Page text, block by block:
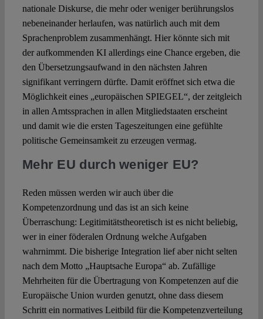
nationale Diskurse, die mehr oder weniger berührungslos
nebeneinander herlaufen, was natürlich auch mit dem
Sprachenproblem zusammenhängt. Hier könnte sich mit
der aufkommenden KI allerdings eine Chance ergeben, die
den Übersetzungsaufwand in den nächsten Jahren
signifikant verringern dürfte. Damit eröffnet sich etwa die
Möglichkeit eines „europäischen SPIEGEL“, der zeitgleich
in allen Amtssprachen in allen Mitgliedstaaten erscheint
und damit wie die ersten Tageszeitungen eine gefühlte
politische Gemeinsamkeit zu erzeugen vermag.
Mehr EU durch weniger EU?
Reden müssen werden wir auch über die
Kompetenzordnung und das ist an sich keine
Überraschung: Legitimitätstheoretisch ist es nicht beliebig,
wer in einer föderalen Ordnung welche Aufgaben
wahrnimmt. Die bisherige Integration lief aber nicht selten
nach dem Motto „Hauptsache Europa“ ab. Zufällige
Mehrheiten für die Übertragung von Kompetenzen auf die
Europäische Union wurden genutzt, ohne dass diesem
Schritt ein normatives Leitbild für die Kompetenzverteilung